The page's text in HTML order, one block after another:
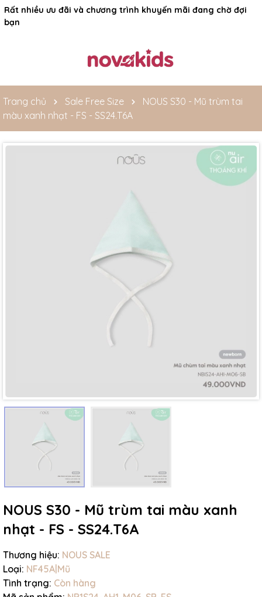
Rất nhiều ưu đãi và chương trình khuyến mãi đang chờ đợi
bạn
Trang chủ Sale Free Size
NOUS S30 - Mũ trùm tai
màu xanh nhạt - FS - SS24.T6A
NOUS S30 - Mũ trùm tai màu xanh
nhạt - FS - SS24.T6A
Thương hiệu: NOUS SALE
Loại: NF45A|Mũ
Tình trạng: Còn hàng
Ngày hết hạn: